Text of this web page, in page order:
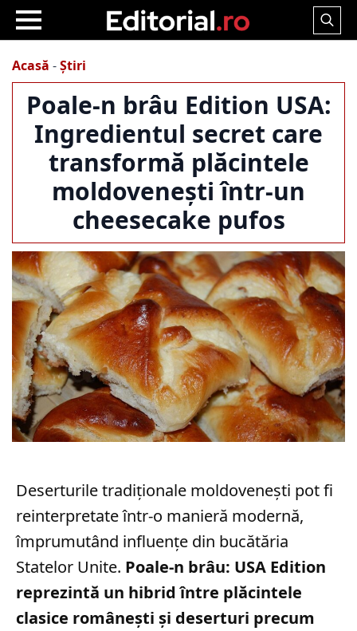
Search
Acasă -Știri
Poale-n brâu Edition USA:
Ingredientul secret care
transformă plăcintele
moldovenești într-un
cheesecake pufos
Deserturile tradiționale moldovenești pot fi
reinterpretate într-o manieră modernă,
împrumutând influențe din bucătăria
Statelor Unite. Poale-n brâu: USA Edition
reprezintă un hibrid între plăcintele
clasice românești și deserturi precum